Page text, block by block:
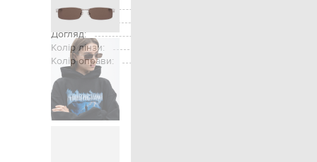
Декор:
Додатково:
Догляд:
Колір лінзи:
Колір оправи: